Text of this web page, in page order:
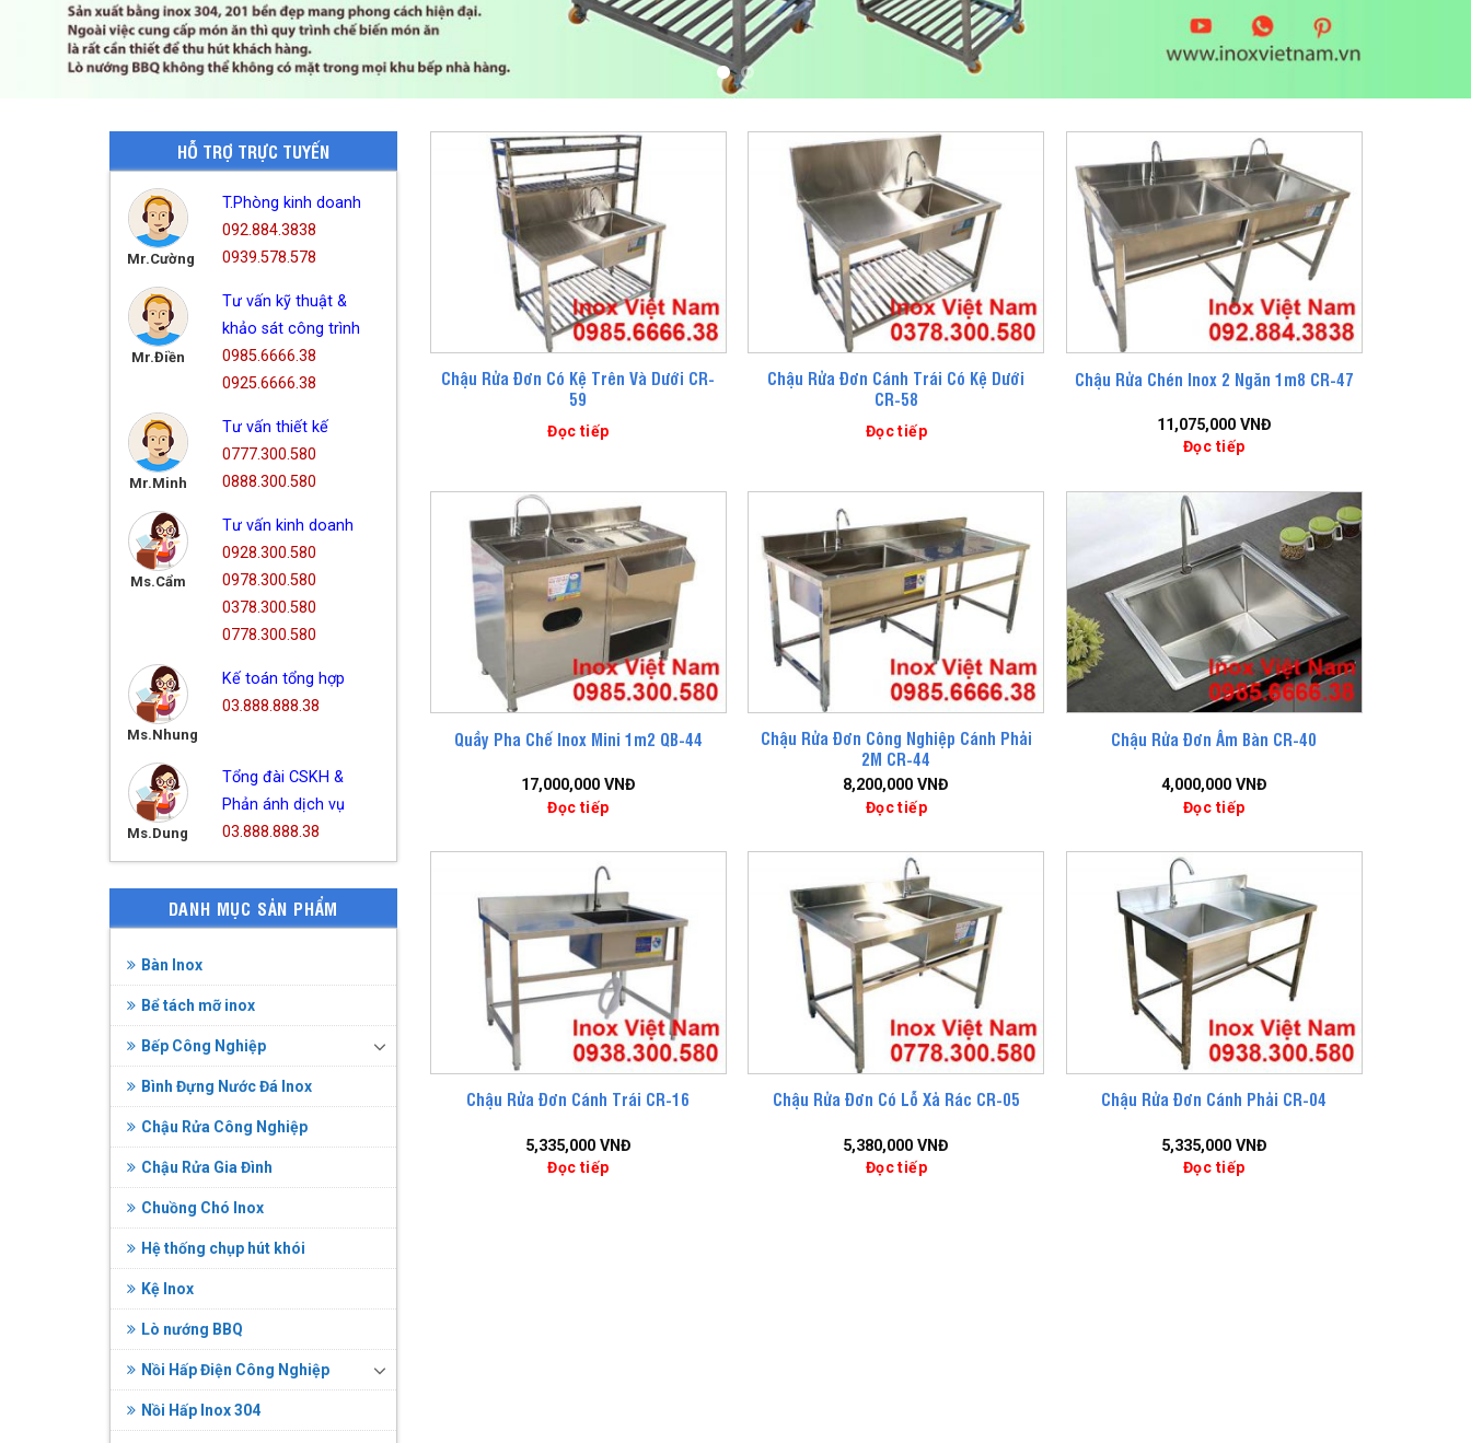
HỖ TRỢ TRỰC TUYẾN
Mr.Cường
T.Phòng kinh doanh
092.884.3838
0939.578.578
Mr.Điền
Tư vấn kỹ thuật &
khảo sát công trình
0985.6666.38
0925.6666.38
Mr.Minh
Tư vấn thiết kế
0777.300.580
0888.300.580
Ms.Cẩm
Tư vấn kinh doanh
0928.300.580
0978.300.580
0378.300.580
0778.300.580
Ms.Nhung
Kế toán tổng hợp
03.888.888.38
Ms.Dung
Tổng đài CSKH &
Phản ánh dịch vụ
03.888.888.38
DANH MỤC SẢN PHẨM
Bàn Inox
Bể tách mỡ inox
Bếp Công Nghiệp
Bình Đựng Nước Đá Inox
Chậu Rửa Công Nghiệp
Chậu Rửa Gia Đình
Chuồng Chó Inox
Hệ thống chụp hút khói
Kệ Inox
Lò nướng BBQ
Nồi Hấp Điện Công Nghiệp
Nồi Hấp Inox 304
Chậu Rửa Đơn Có Kệ Trên Và Dưới CR-
59
Đọc tiếp
Chậu Rửa Đơn Cánh Trái Có Kệ Dưới
CR-58
Đọc tiếp
Chậu Rửa Chén Inox 2 Ngăn 1m8 CR-47
11,075,000VNĐ
Đọc tiếp
Quầy Pha Chế Inox Mini 1m2 QB-44
17,000,000VNĐ
Đọc tiếp
Chậu Rửa Đơn Công Nghiệp Cánh Phải
2M CR-44
8,200,000 VNĐ
Đọc tiếp
Chậu Rửa Đơn Âm Bàn CR-40
4,000,000VNĐ
Đọc tiếp
Chậu Rửa Đơn Cánh Trái CR-16
5,335,000VNĐ
Đọc tiếp
Chậu Rửa Đơn Có Lỗ Xả Rác CR-05
5,380,000 VNĐ
Đọc tiếp
Chậu Rửa Đơn Cánh Phải CR-04
5,335,000VNĐ
Đọc tiếp